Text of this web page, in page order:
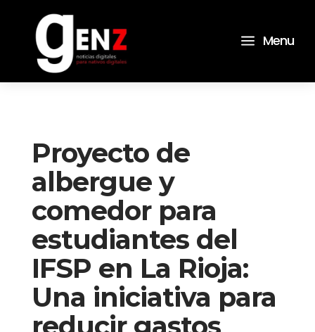
a Menu
Proyecto de
albergue y
comedor para
estudiantes del
IFSP en La Rioja:
Una iniciativa para